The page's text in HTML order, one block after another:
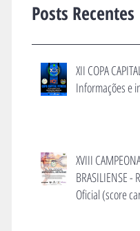
Posts Recentes
XII COPA
Informações e
XVIII
BRASILIENSE -
Oficial (score